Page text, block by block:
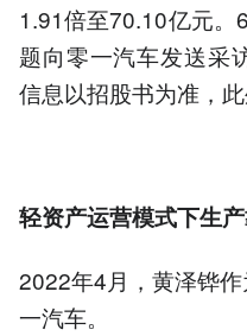
1.91倍至70.10亿元。
题向零一汽车发送采
信息以招股书为准，此
轻资产运营模式下生
2022年4月，黄泽铧
一汽车。